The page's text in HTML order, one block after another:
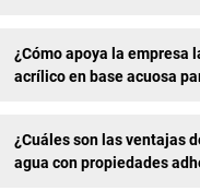
¿Cómo apoya la empresa
acrílico en base acuosa
¿Cuáles son las ventajas
agua con propiedades